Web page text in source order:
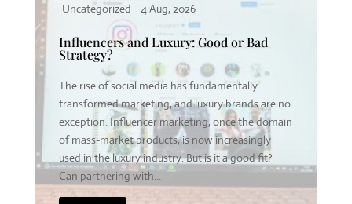
Uncategorized 1 Aug, 2026
Do You Have to Be Expensive to Be
Perceived as Luxury?
In popular perception, luxury and high prices
often go hand in hand. Expensive products are
usually seen as luxurious, while low-priced items
rarely enter this universe. But is this equation
really accurate? Do brands need to be expensive
to be perceived as luxury?...